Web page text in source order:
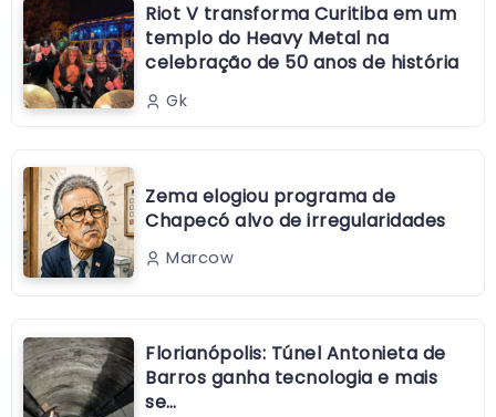
Riot V transforma Curitiba em um
templo do Heavy Metal na
celebração de 50 anos de história
Gk
Zema elogiou programa de
Chapecó alvo de irregularidades
Marcow
Florianópolis: Túnel Antonieta de
Barros ganha tecnologia e mais
se…